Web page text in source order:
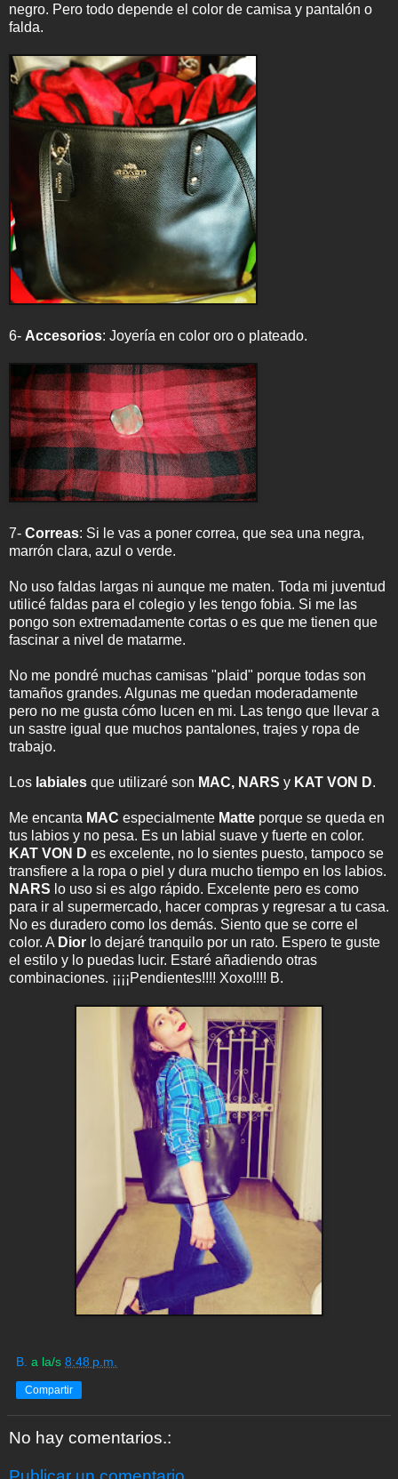
negro. Pero todo depende el color de camisa y pantalón o
falda.
6- Accesorios: Joyería en color oro o plateado.
7- Correas: Si le vas a poner correa, que sea una negra,
marrón clara, azul o verde.
No uso faldas largas ni aunque me maten. Toda mi juventud
utilicé faldas para el colegio y les tengo fobia. Si me las
pongo son extremadamente cortas o es que me tienen que
fascinar a nivel de matarme.
No me pondré muchas camisas "plaid" porque todas son
tamaños grandes. Algunas me quedan moderadamente
pero no me gusta cómo lucen en mi. Las tengo que llevar a
un sastre igual que muchos pantalones, trajes y ropa de
trabajo.
Los labiales que utilizaré son MAC, NARS y KAT VON D.
Me encanta MAC especialmente Matte porque se queda en
tus labios y no pesa. Es un labial suave y fuerte en color.
KAT VON D es excelente, no lo sientes puesto, tampoco se
transfiere a la ropa o piel y dura mucho tiempo en los labios.
NARS lo uso si es algo rápido. Excelente pero es como
para ir al supermercado, hacer compras y regresar a tu casa.
No es duradero como los demás. Siento que se corre el
color. A Dior lo dejaré tranquilo por un rato. Espero te guste
el estilo y lo puedas lucir. Estaré añadiendo otras
combinaciones. ¡¡¡¡Pendientes!!!! Xoxo!!!! B.
B. a la/s 8:48 p.m.
Compartir
No hay comentarios.: